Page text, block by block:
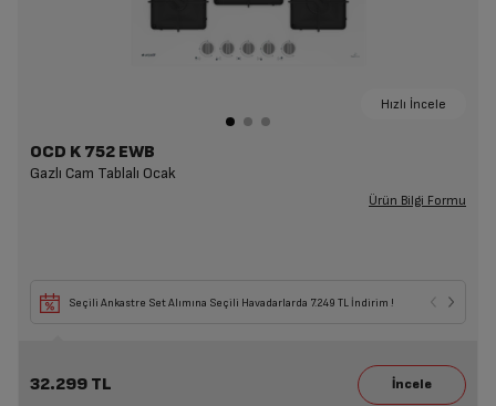
Hızlı İncele
OCD K 752 EWB
Gazlı Cam Tablalı Ocak
Ürün Bilgi Formu
Seçili Ankastre Set Alımına Seçili Havadarlarda 7.249 TL İndirim !
32.299 TL